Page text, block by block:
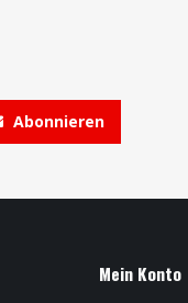
Abonnieren
Mein Konto